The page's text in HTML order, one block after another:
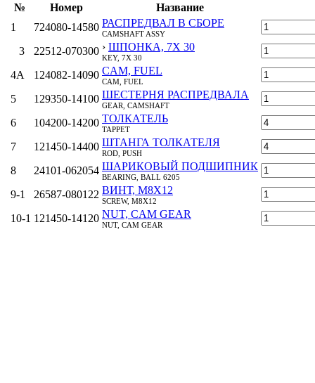
№
Номер
Название
1
724080-14580 РАСПРЕДВАЛ В СБОРЕ
CAMSHAFT ASSY
3 22512-070300 › ШПОНКА, 7X 30
KEY, 7X 30
4A 124082-14090 CAM, FUEL
CAM, FUEL
5 129350-14100 ШЕСТЕРНЯ РАСПРЕДВАЛА
GEAR, CAMSHAFT
6 104200-14200 ТОЛКАТЕЛЬ
TAPPET
7 121450-14400 ШТАНГА ТОЛКАТЕЛЯ
ROD, PUSH
8 24101-062054 ШАРИКОВЫЙ ПОДШИПНИК
BEARING, BALL 6205
9‑1 26587-080122 ВИНТ, M8X12
SCREW, M8X12
10‑1 121450-14120 NUT, CAM GEAR
NUT, CAM GEAR